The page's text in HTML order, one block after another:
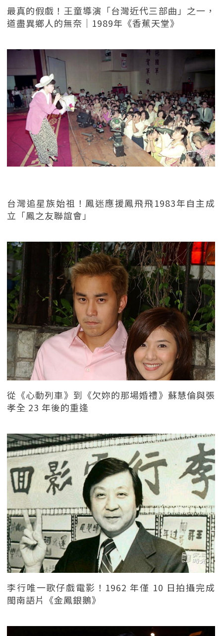
最真的假戲！王童導演「台灣近代三部曲」之一，
道盡異鄉人的無奈｜1989年《香蕉天堂》
台灣追星族始祖！鳳迷應援鳳飛飛1983年自主成
立「鳳之友聯誼會」
從《心動列車》到《欠妳的那場婚禮》蘇慧倫與張
孝全 23 年後的重逢
李行唯一歌仔戲電影！1962 年僅 10 日拍攝完成
閩南語片《金鳳銀鵝》